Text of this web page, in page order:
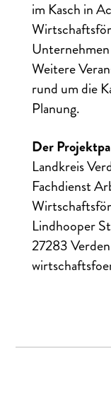
im Kasch in
Weitere
rund um die
Planung.
Der
Landkreis
Fachdienst
Lindhooper
27283